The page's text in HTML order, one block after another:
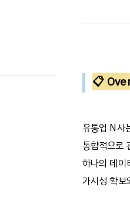
📋
유통업 N사
통합적으로
하나의 데이
가시성 확보